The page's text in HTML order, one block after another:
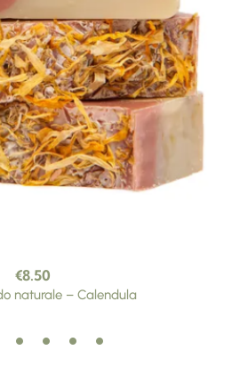
€8.50
naturale – Calendula